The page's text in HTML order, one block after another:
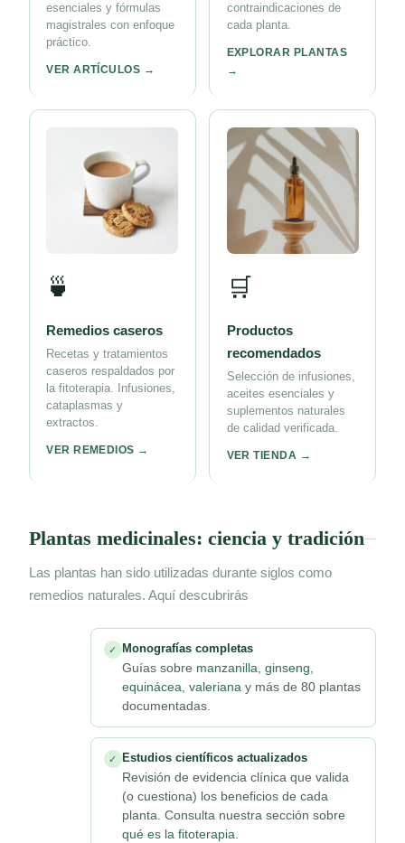
esenciales y fórmulas
magistrales con enfoque
práctico.
VER ARTÍCULOS →
contraindicaciones de
cada planta.
EXPLORAR PLANTAS
→
🍵
Remedios caseros
Recetas y tratamientos
caseros respaldados por
la fitoterapia. Infusiones,
cataplasmas y
extractos.
VER REMEDIOS →
🛒
Productos
recomendados
Selección de infusiones,
aceites esenciales y
suplementos naturales
de calidad verificada.
VER TIENDA →
Plantas medicinales: ciencia y tradición
Las plantas han sido utilizadas durante siglos como
remedios naturales. Aquí descubrirás
✓ Monografías completas
Guías sobre manzanilla, ginseng,
equinácea, valerianay más de 80 plantas
documentadas.
✓ Estudios científicos actualizados
Revisión de evidencia clínica que valida
(o cuestiona) los beneficios de cada
planta. Consulta nuestra sección sobre
qué es la fitoterapia